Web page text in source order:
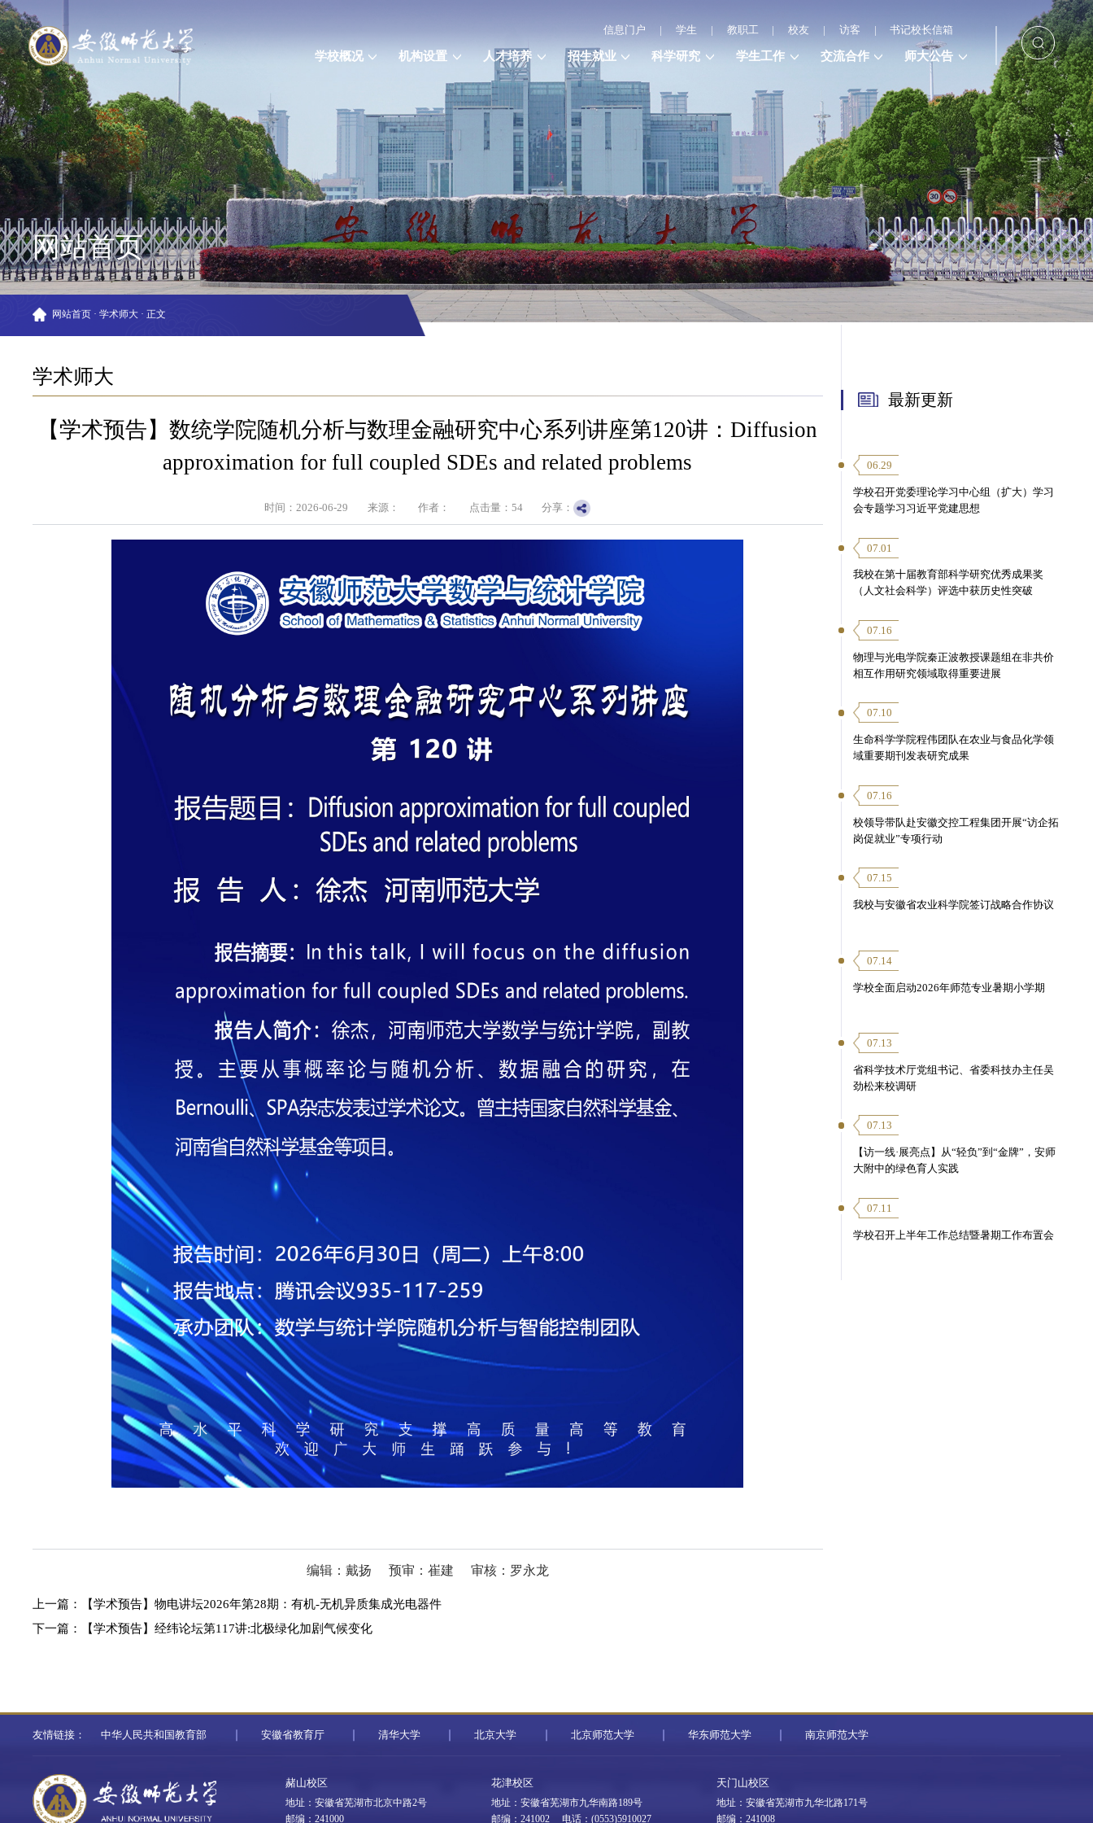
信息门户 | 学生 | 教职工 | 校友 | 访客 | 书记校长信箱
学校概况 机构设置 人才培养 招生就业 科学研究 学生工作 交流合作 师大公告
网站首页
网站首页 · 学术师大 · 正文
学术师大
【学术预告】数统学院随机分析与数理金融研究中心系列讲座第120讲：Diffusion
approximation for full coupled SDEs and related problems
时间：2026-06-29 来源： 作者： 点击量： 54 分享：
编辑：戴扬 预审：崔建 审核：罗永龙
上一篇：
【学术预告】物电讲坛2026年第28期：有机-无机异质集成光电器件
下一篇：
【学术预告】经纬论坛第117讲:北极绿化加剧气候变化
最新更新
06.29
学校召开党委理论学习中心组（扩大）学习
会专题学习习近平党建思想
07.01
我校在第十届教育部科学研究优秀成果奖
（人文社会科学）评选中获历史性突破
07.16
物理与光电学院秦正波教授课题组在非共价
相互作用研究领域取得重要进展
07.10
生命科学学院程伟团队在农业与食品化学领
域重要期刊发表研究成果
07.16
校领导带队赴安徽交控工程集团开展“访企拓
岗促就业”专项行动
07.15
我校与安徽省农业科学院签订战略合作协议
07.14
学校全面启动2026年师范专业暑期小学期
07.13
省科学技术厅党组书记、省委科技办主任吴
劲松来校调研
07.13
【访一线·展亮点】从“轻负”到“金牌”，安师
大附中的绿色育人实践
07.11
学校召开上半年工作总结暨暑期工作布置会
友情链接： 中华人民共和国教育部 安徽省教育厅 清华大学 北京大学 北京师范大学 华东师范大学 南京师范大学
赭山校区
地址：安徽省芜湖市北京中路2号
邮编：241000
花津校区
地址：安徽省芜湖市九华南路189号
邮编：241002 电话：(0553)5910027
天门山校区
地址：安徽省芜湖市九华北路171号
邮编：241008